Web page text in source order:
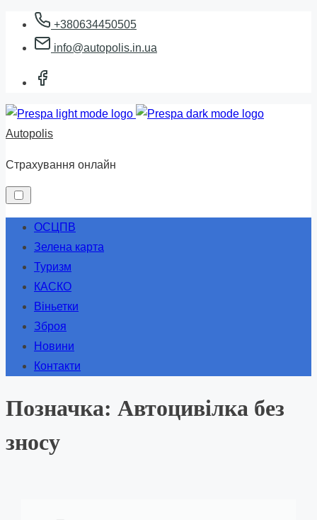
+380634450505
info@autopolis.in.ua
Autopolis
Страхування онлайн
ОСЦПВ
Зелена карта
Туризм
КАСКО
Віньетки
Зброя
Новини
Контакти
Позначка: Автоцивілка без
зносу